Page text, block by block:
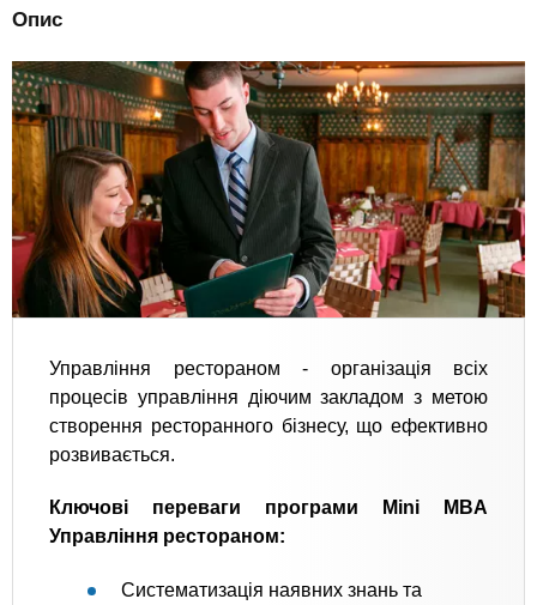
Опис
Управління рестораном - організація всіх
процесів управління діючим закладом з метою
створення ресторанного бізнесу, що ефективно
розвивається.
Ключові переваги програми Mini MBA
Управління рестораном:
Систематизація наявних знань та